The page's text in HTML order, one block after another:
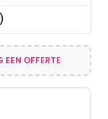
OFFERTE